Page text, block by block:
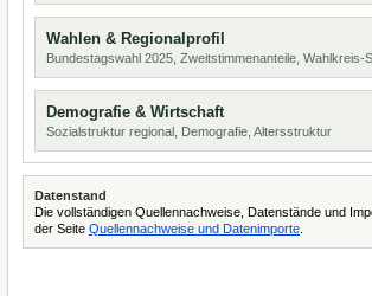
Wahlen & Regionalprofil
Bundestagswahl 2025, Zweitstimmenanteile, Wahlkreis-
Demografie & Wirtschaft
Sozialstruktur regional, Demografie, Altersstruktur
Datenstand
Die vollständigen Quellennachweise, Datenstände und
der Seite Quellennachweise und Datenimporte